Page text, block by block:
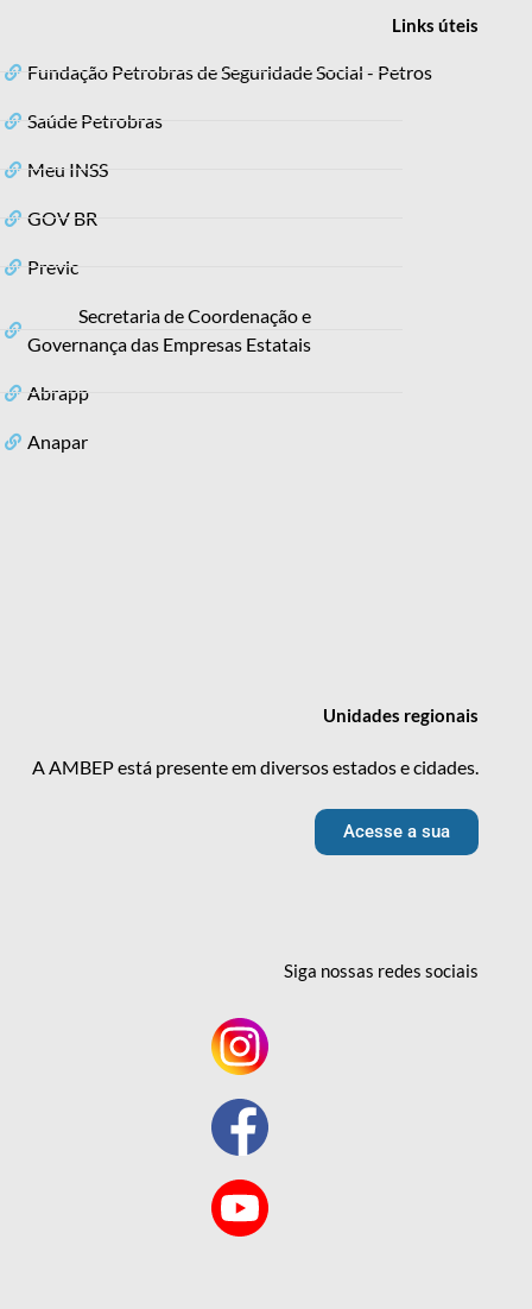
Linksúteis
Fundação Petrobras de Seguridade Social - Petros
Saúde Petrobras
Meu INSS
GOV BR
Previc
Secretaria de Coordenação e
Governança das Empresas Estatais
Abrapp
Anapar
Unidades regionais
A AMBEP está presente em diversos estados e cidades.
Acesse a sua
Siga nossas redessociais